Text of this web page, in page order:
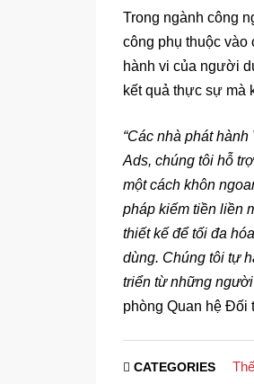
Trong ngành công
công phụ thuộc vào
hành vi của người
kết quả thực sự mà
“Các nhà phát
Ads, chúng tôi hỗ
một cách khôn
pháp kiếm tiền liền
thiết kế để tối đa
dùng. Chúng tôi tự
triển từ những
phòng Quan hệ Đối
CATEGORIES